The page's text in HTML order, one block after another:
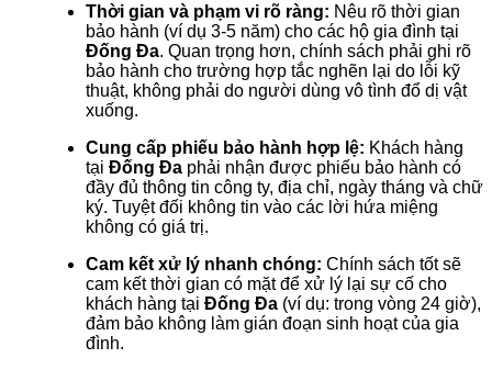
Thời gian và phạm vi rõ ràng: Nêu rõ thời gian
bảo hành (ví dụ 3-5 năm) cho các hộ gia đình tại
Đống Đa. Quan trọng hơn, chính sách phải ghi rõ
bảo hành cho trường hợp tắc nghẽn lại do lỗi kỹ
thuật, không phải do người dùng vô tình đổ dị vật
xuống.
Cung cấp phiếu bảo hành hợp lệ: Khách hàng
tại Đống Đa phải nhận được phiếu bảo hành có
đầy đủ thông tin công ty, địa chỉ, ngày tháng và chữ
ký. Tuyệt đối không tin vào các lời hứa miệng
không có giá trị.
Cam kết xử lý nhanh chóng: Chính sách tốt sẽ
cam kết thời gian có mặt để xử lý lại sự cố cho
khách hàng tại Đống Đa (ví dụ: trong vòng 24 giờ),
đảm bảo không làm gián đoạn sinh hoạt của gia
đình.